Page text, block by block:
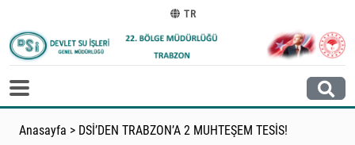
TR
Anasayfa > DSİ’DEN TRABZON’A 2 MUHTEŞEM TESİS!